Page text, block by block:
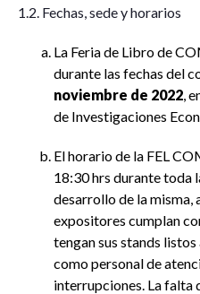
1.2. Fechas, sede y horarios
La Feria de Libro de
durante las fechas del
noviembre de 2022,
de Investigaciones
El horario de la FEL
18:30 hrs durante toda
desarrollo de la misma,
expositores cumplan
tengan sus stands
como personal de
interrupciones. La falta